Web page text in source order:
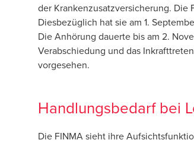
der Krankenzusatzversicherung.
Diesbezüglich hat sie am 1.
Die Anhörung dauerte bis am 2.
Verabschiedung und das
vorgesehen.
Handlungsbedarf bei
Die FINMA sieht ihre